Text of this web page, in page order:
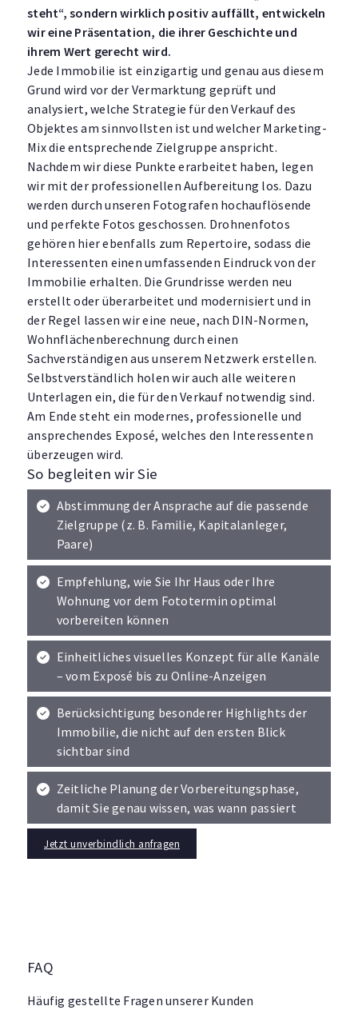
steht“, sondern wirklich positiv auffällt, entwickeln
wir eine Präsentation, die ihrer Geschichte und
ihrem Wert gerecht wird.
Jede Immobilie ist einzigartig und genau aus diesem
Grund wird vor der Vermarktung geprüft und
analysiert, welche Strategie für den Verkauf des
Objektes am sinnvollsten ist und welcher Marketing-
Mix die entsprechende Zielgruppe anspricht.
Nachdem wir diese Punkte erarbeitet haben, legen
wir mit der professionellen Aufbereitung los. Dazu
werden durch unseren Fotografen hochauflösende
und perfekte Fotos geschossen. Drohnenfotos
gehören hier ebenfalls zum Repertoire, sodass die
Interessenten einen umfassenden Eindruck von der
Immobilie erhalten. Die Grundrisse werden neu
erstellt oder überarbeitet und modernisiert und in
der Regel lassen wir eine neue, nach DIN-Normen,
Wohnflächenberechnung durch einen
Sachverständigen aus unserem Netzwerk erstellen.
Selbstverständlich holen wir auch alle weiteren
Unterlagen ein, die für den Verkauf notwendig sind.
Am Ende steht ein modernes, professionelle und
ansprechendes Exposé, welches den Interessenten
überzeugen wird.
So begleiten wir Sie
Abstimmung der Ansprache auf die passende
Zielgruppe (z. B. Familie, Kapitalanleger,
Paare)
Empfehlung, wie Sie Ihr Haus oder Ihre
Wohnung vor dem Fototermin optimal
vorbereiten können
Einheitliches visuelles Konzept für alle Kanäle
– vom Exposé bis zu Online-Anzeigen
Berücksichtigung besonderer Highlights der
Immobilie, die nicht auf den ersten Blick
sichtbar sind
Zeitliche Planung der Vorbereitungsphase,
damit Sie genau wissen, was wann passiert
Jetzt unverbindlich anfragen
FAQ
Häufig gestellte Fragen unserer Kunden